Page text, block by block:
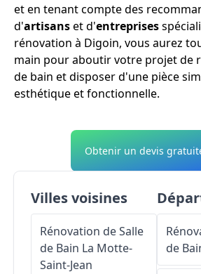
et en tenant compte des
d'artisanset d'entreprises
rénovation à Digoin, vous aurez
main pour aboutir votre projet de
de bain et disposer d'une pièce
esthétique et fonctionnelle.
Obtenir un devis
Villes voisines
Rénovation de Salle
de Bain La Motte-
Saint-Jean
de